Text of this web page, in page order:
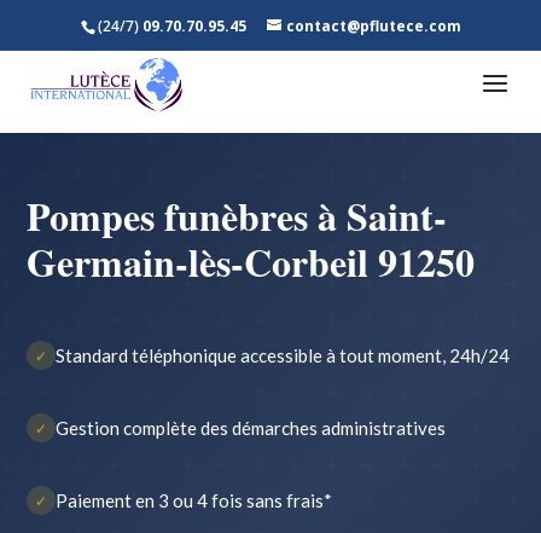
(24/7) 09.70.70.95.45 contact@pflutece.com
Pompes funèbres à Saint-
Germain-lès-Corbeil 91250
✓ Standard téléphonique accessible à tout moment, 24h/24
✓ Gestion complète des démarches administratives
✓ Paiement en 3 ou 4 fois sans frais*